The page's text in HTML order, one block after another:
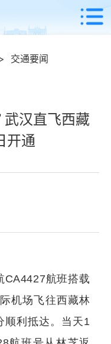
交通要闻
武汉直飞西藏
开通
CA4427航班搭载
机场飞往西藏林
顺利抵达。当天1